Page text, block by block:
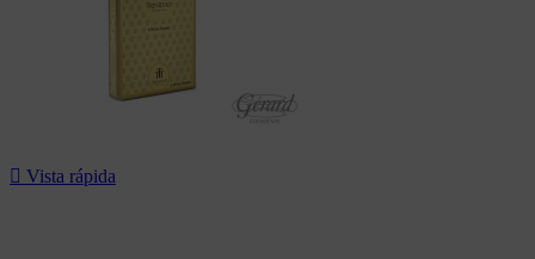
 Vista rápida